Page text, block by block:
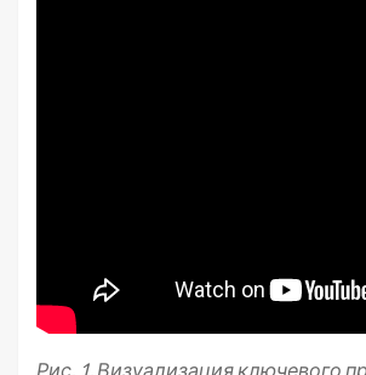
Рис. 1. Визуализация ключевого